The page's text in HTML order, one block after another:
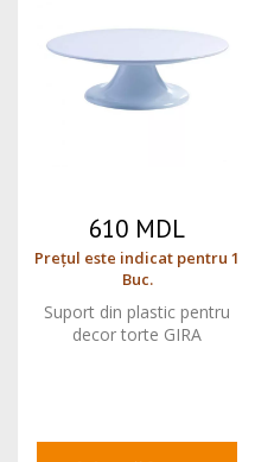
610 MDL
Prețul este indicat pentru 1
Buc.
Suport din plastic pentru
decor torte GIRA